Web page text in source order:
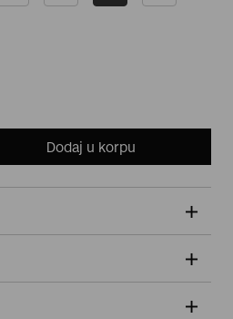
Dodaj u korpu